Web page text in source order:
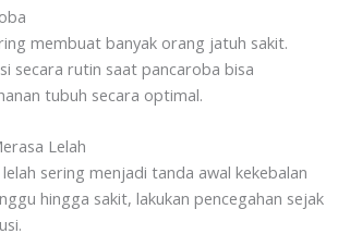
membuat banyak orang jatuh sakit.
secara rutin saat pancaroba bisa
tubuh secara optimal.
Lelah
sering menjadi tanda awal kekebalan
hingga sakit, lakukan pencegahan sejak